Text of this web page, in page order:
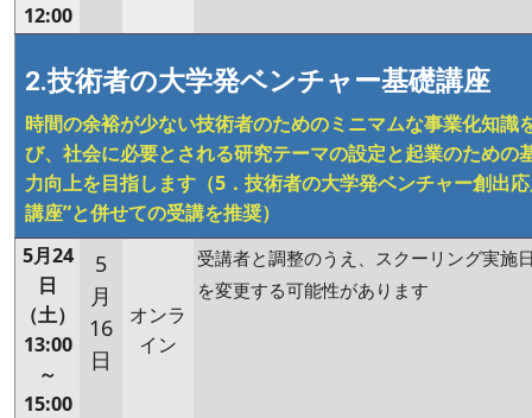
12:00
2.技術者の大学発ベンチャー基礎講座
時間の余裕が少ない技術者のためのミニマムな事業化知識
び、社会に必要とされる研究テーマの設定と起業のための
力向上を目指します （5．技術者の大学発ベンチャー創出
講座”と併せての受講を推奨）
5月24
日
（土）
13:00
～
15:00
5
月
16
日
オンラ
イン
受講者と調整のうえ、スクーリング実施
を変更する可能性があります